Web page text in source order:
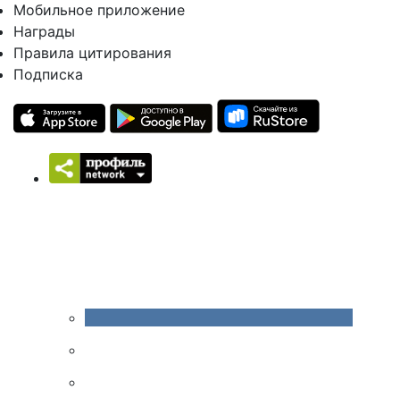
Мобильное приложение
Награды
Правила цитирования
Подписка